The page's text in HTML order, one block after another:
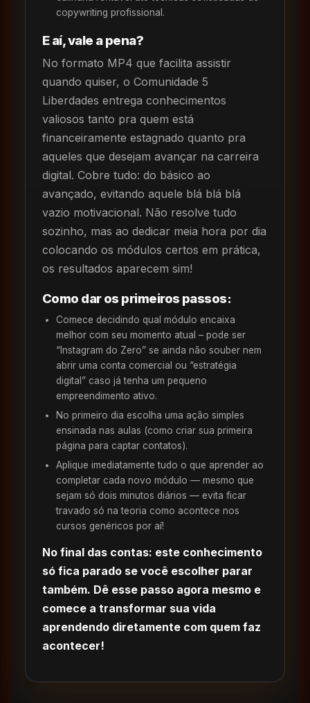
copywriting profissional.
E aí, vale a pena?
No formato MP4 que facilita assistir
quando quiser, o Comunidade 5
Liberdades entrega conhecimentos
valiosos tanto pra quem está
financeiramente estagnado quanto pra
aqueles que desejam avançar na carreira
digital. Cobre tudo: do básico ao
avançado, evitando aquele blá blá blá
vazio motivacional. Não resolve tudo
sozinho, mas ao dedicar meia hora por dia
colocando os módulos certos em prática,
os resultados aparecem sim!
Como dar os primeiros passos:
Comece decidindo qual módulo encaixa
melhor com seu momento atual – pode ser
“Instagram do Zero” se ainda não souber nem
abrir uma conta comercial ou “estratégia
digital” caso já tenha um pequeno
empreendimento ativo.
No primeiro dia escolha uma ação simples
ensinada nas aulas (como criar sua primeira
página para captar contatos).
Aplique imediatamente tudo o que aprender ao
completar cada novo módulo — mesmo que
sejam só dois minutos diários — evita ficar
travado só na teoria como acontece nos
cursos genéricos por aí!
No final das contas: este conhecimento
só fica parado se você escolher parar
também. Dê esse passo agora mesmo e
comece a transformar sua vida
aprendendo diretamente com quem faz
acontecer!